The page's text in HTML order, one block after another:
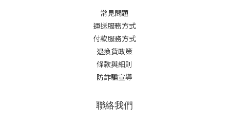
常見問題
運送服務方式
付款服務方式
退換貨政策
條款與細則
防詐騙宣導
聯絡我們